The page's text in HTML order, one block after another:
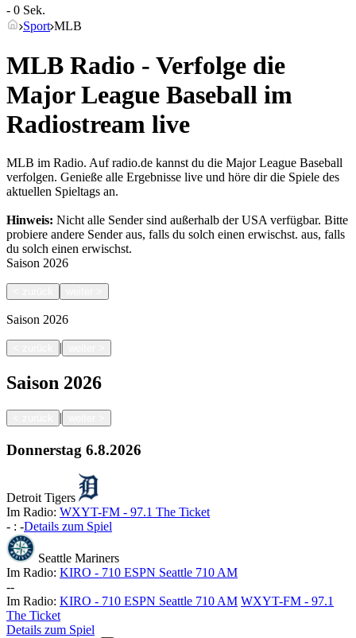
- 0 Sek.
Sport MLB
MLB Radio - Verfolge die
Major League Baseball im
Radiostream live
MLB im Radio. Auf radio.de kannst du die Major League Baseball
verfolgen. Genieße alle Ergebnisse live und höre dir die Spiele des
aktuellen Spieltags an.
Hinweis: Nicht alle Sender sind außerhalb der USA verfügbar. Bitte
probiere andere Sender aus, falls du solch einen erwischst. aus, falls
du solch einen erwischst.
Saison 2026
Saison 2026
|
Saison 2026
|
Donnerstag 6.8.2026
Detroit Tigers
Im Radio: WXYT-FM - 97.1 The Ticket
- : -Details zum Spiel
Seattle Mariners
Im Radio: KIRO - 710 ESPN Seattle 710 AM
--
Im Radio: KIRO - 710 ESPN Seattle 710 AM WXYT-FM - 97.1
The Ticket
Details zum Spiel